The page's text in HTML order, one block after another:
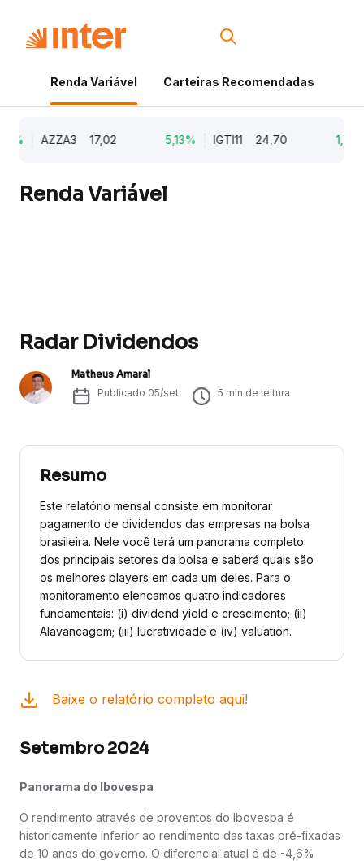
Renda Variável Carteiras Recomendadas
AZZA3 17,02 5,13% IGTI11 24,70 1,77%
Renda Variável
Radar Dividendos
Matheus Amaral
Publicado 05/set 5 min de leitura
Resumo
Este relatório mensal consiste em monitorar
pagamento de dividendos das empresas na bolsa
brasileira. Nele você terá um panorama completo
dos principais setores da bolsa e saberá quais são
os melhores players em cada um deles. Para o
monitoramento elencamos quatro indicadores
fundamentais: (i) dividend yield e crescimento; (ii)
Alavancagem; (iii) lucratividade e (iv) valuation.
Baixe o relatório completo aqui!
Setembro 2024
Panorama do Ibovespa
O rendimento através de proventos do Ibovespa é
historicamente inferior ao rendimento das taxas pré-fixadas
de 10 anos do governo. O diferencial atual é de -4,6%